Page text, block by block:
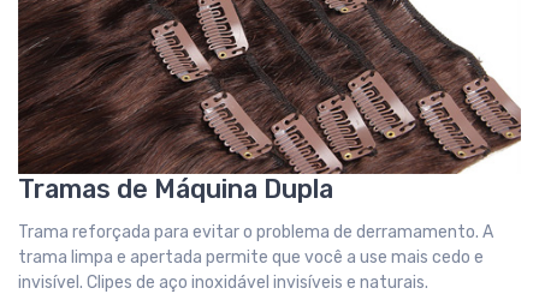
Tramas de Máquina Dupla
Trama reforçada para evitar o problema de derramamento. A
trama limpa e apertada permite que você a use mais cedo e
invisível. Clipes de aço inoxidável invisíveis e naturais.